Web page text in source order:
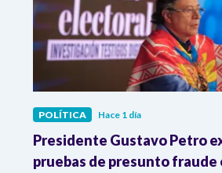
POLÍTICA Hace 1 día
Presidente Gustavo Petro
pruebas de presunto